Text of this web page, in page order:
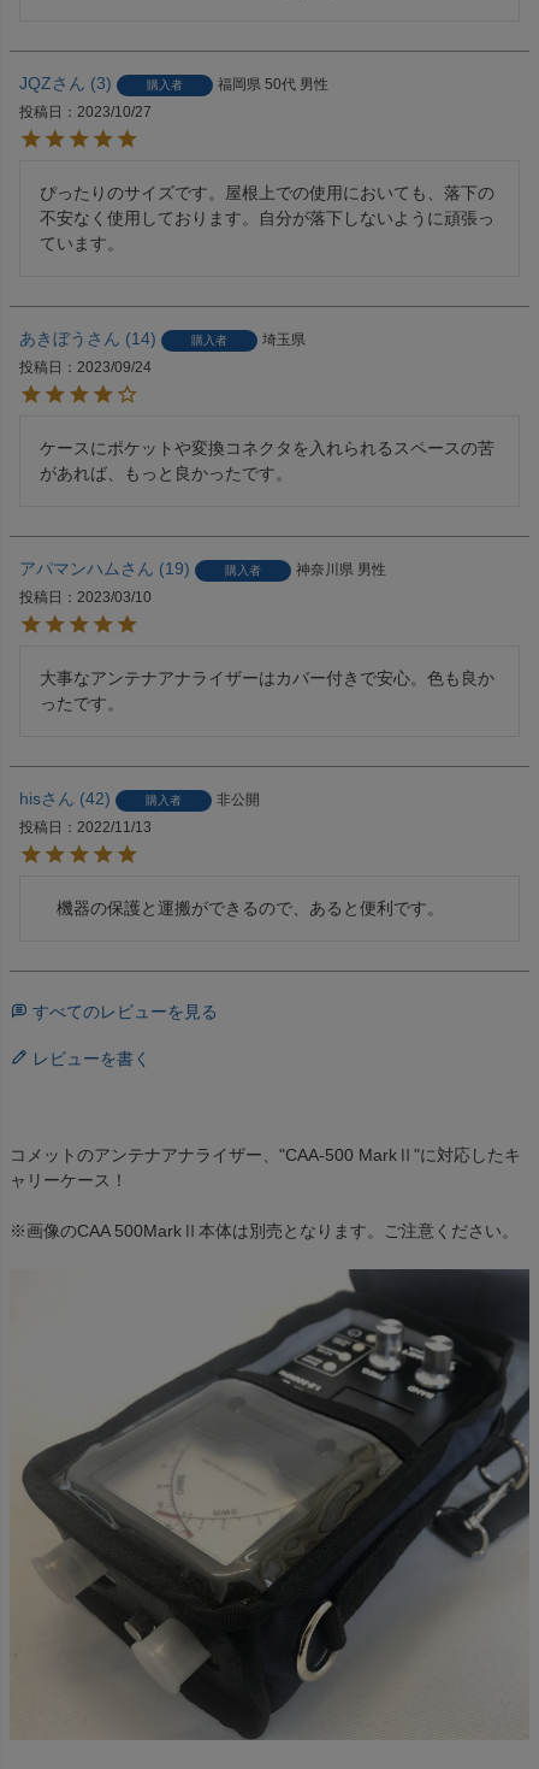
JQZ 3 購入者 福岡県 50代 男性
投稿日
2023/10/27
ぴったりのサイズです。屋根上での使用においても、落下の
不安なく使用しております。自分が落下しないように頑張っ
ています。
あきぼう 14 購入者
埼玉県
投稿日
2023/09/24
ケースにポケットや変換コネクタを入れられるスペースの苦
があれば、もっと良かったです。
アパマンハム 19 購入者 神奈川県 男性
投稿日
2023/03/10
大事なアンテナアナライザーはカバー付きで安心。色も良か
ったです。
his 42 購入者
非公開
投稿日
2022/11/13
機器の保護と運搬ができるので、あると便利です。
すべてのレビューを見る
レビューを書く
コメットのアンテナアナライザー、"CAA-500 MarkⅡ"に対応したキ
ャリーケース！
※画像のCAA 500MarkⅡ本体は別売となります。ご注意ください。